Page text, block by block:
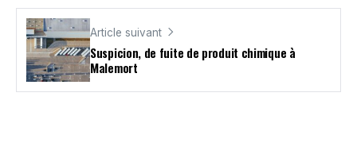
Article suivant
Suspicion, de fuite de produit chimique à
Malemort